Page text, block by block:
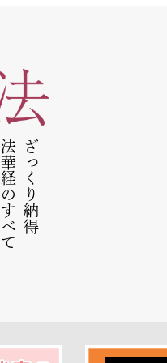
ざっくり納得
法華経のすべて